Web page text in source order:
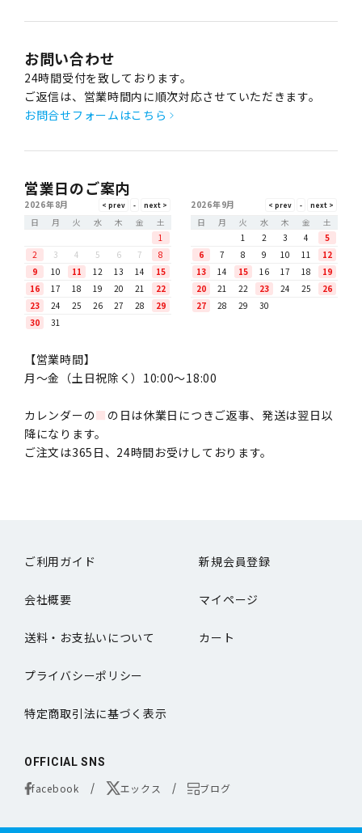
お問い合わせ
24時間受付を致しております。
ご返信は、営業時間内に順次対応させていただきます。
お問合せフォームはこちら
営業日のご案内
2026年8月
日
月 火 水 木 金
土
1
2
3 4 5 6 7
8
9
10 11 12 13 14
15
16
17 18 19 20 21
22
23
24 25 26 27 28
29
30
31
2026年9月
日
月 火 水 木 金
土
1
2 3 4
5
6
7 8 9 10 11
12
13
14 15 16 17 18
19
20
21 22 23 24 25
26
27
28 29 30
【営業時間】
月〜金（土日祝除く）10:00～18:00
カレンダーの■ の日は休業日につきご返事、発送は翌日以
降になります。
ご注文は365日、24時間お受けしております。
ご利用ガイド 新規会員登録
会社概要 マイページ
送料・お支払いについて カート
プライバシーポリシー
特定商取引法に基づく表示
OFFICIAL SNS
facebook エックス ブログ